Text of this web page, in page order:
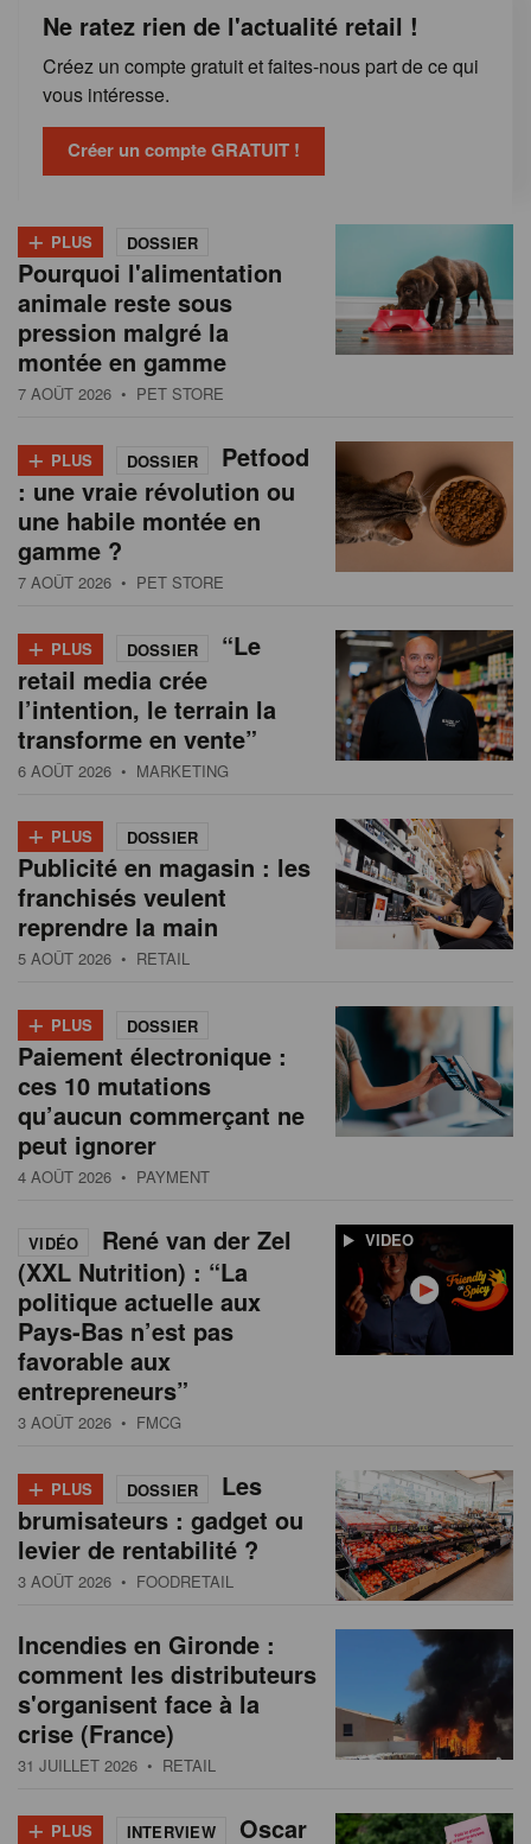
Ne ratez rien de l'actualité retail !
Créez un compte gratuit et faites-nous part de ce qui
vous intéresse.
Créer un compte GRATUIT !
+ PLUS DOSSIER
Pourquoi l'alimentation
animale reste sous
pression malgré la
montée en gamme
7 AOÛT 2026 • PET STORE
+ PLUS DOSSIER
Petfood
: une vraie révolution ou
une habile montée en
gamme ?
7 AOÛT 2026 • PET STORE
+ PLUS DOSSIER
“Le
retail media crée
l’intention, le terrain la
transforme en vente”
6 AOÛT 2026 • MARKETING
+ PLUS DOSSIER
Publicité en magasin : les
franchisés veulent
reprendre la main
5 AOÛT 2026 • RETAIL
+ PLUS DOSSIER
Paiement électronique :
ces 10 mutations
qu’aucun commerçant ne
peut ignorer
4 AOÛT 2026 • PAYMENT
VIDEO
VIDÉO
René van der Zel
(XXL Nutrition) : “La
politique actuelle aux
Pays-Bas n’est pas
favorable aux
entrepreneurs”
3 AOÛT 2026 • FMCG
+ PLUS DOSSIER
Les
brumisateurs : gadget ou
levier de rentabilité ?
3 AOÛT 2026 • FOODRETAIL
Incendies en Gironde :
comment les distributeurs
s'organisent face à la
crise (France)
31 JUILLET 2026 • RETAIL
+ PLUS INTERVIEW Oscar